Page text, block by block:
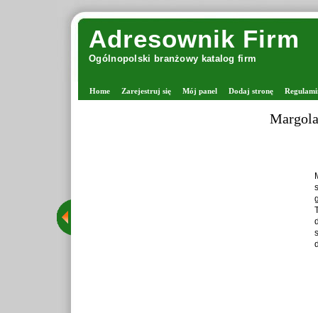
Adresownik Firm
Ogólnopolski branżowy katalog firm
Home Zarejestruj się Mój panel Dodaj stronę
Margolana - viking
Margolana jest miejscem
stacjonarny w
grona rozpoznawalnych
Tego typu sklepy oferują
drutach oraz tworzących
starannie
dzięki czemu Margolana